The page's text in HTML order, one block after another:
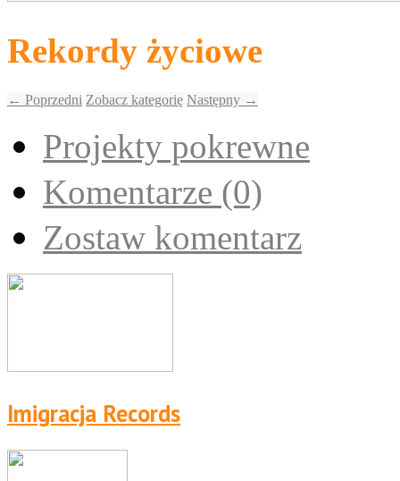
Rekordy życiowe
← Poprzedni Zobacz kategorię Następny →
Projekty pokrewne
Komentarze (0)
Zostaw komentarz
Imigracja Records